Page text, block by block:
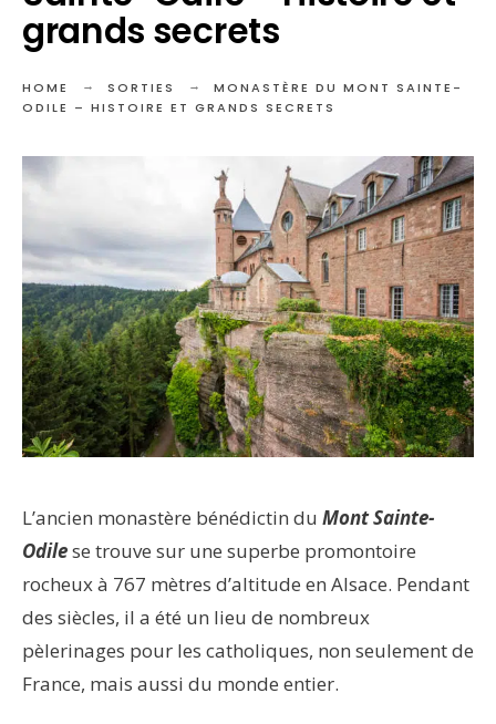
grands secrets
HOME SORTIES
MONASTÈRE DU MONT SAINTE-
ODILE – HISTOIRE ET GRANDS SECRETS
L’ancien monastère bénédictin du Mont Sainte-
Odilese trouve sur une superbe promontoire
rocheux à 767 mètres d’altitude en Alsace. Pendant
des siècles, il a été un lieu de nombreux
pèlerinages pour les catholiques, non seulement de
France, mais aussi du monde entier.